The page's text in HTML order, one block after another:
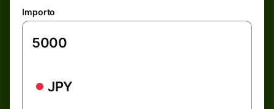
Importo
JPY